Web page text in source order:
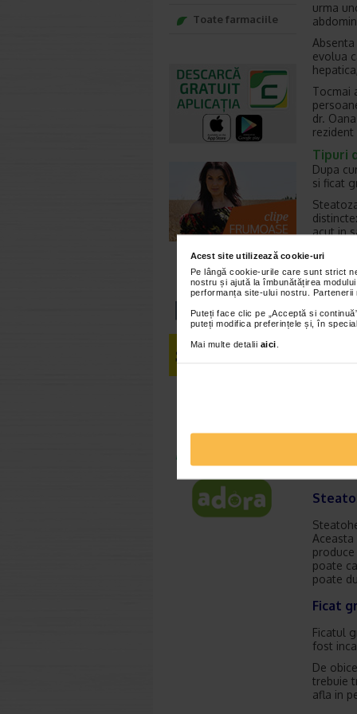
Acest site utilizează cookie-uri
Pe lângă cookie-urile care sunt strict
nostru și ajută la îmbunătățirea
performanța site-ului nostru.
Puteți face clic pe „Acceptă si
puteți modifica preferințele și, în
Mai multe detalii aici
urma
evolua
Tocmai
dr.
Tipuri
Dupa
si ficat
acut in
si
mult
ficat
obicei,
Aceasta
poate
poate
Ficat
Ficatul
fost
De
trebuie
afla in
Toate farmaciile